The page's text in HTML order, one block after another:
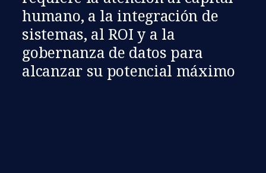
humano, a la integración de
sistemas, al ROI y a la
gobernanza de datos para
alcanzar su potencial máximo